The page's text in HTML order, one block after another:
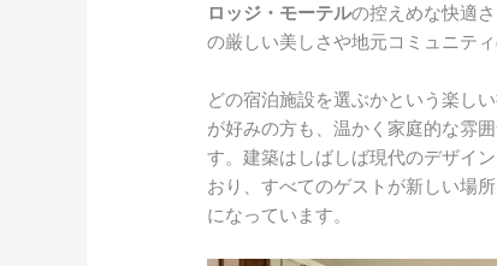
ロッジ・モーテルの控えめな快適
の厳しい美しさや地元コミュニテ
どの宿泊施設を選ぶかという楽し
が好みの方も、温かく家庭的な雰
す。建築はしばしば現代のデザイ
おり、すべてのゲストが新しい場
になっています。